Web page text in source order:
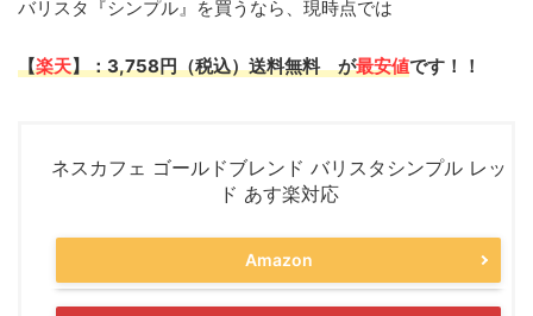
バリスタ『シンプル』を買うなら、現時点では
【楽天】：3,758円（税込）送料無料 が最安値です！！
ネスカフェ ゴールドブレンド バリスタシンプル レッ
ド あす楽対応
Amazon